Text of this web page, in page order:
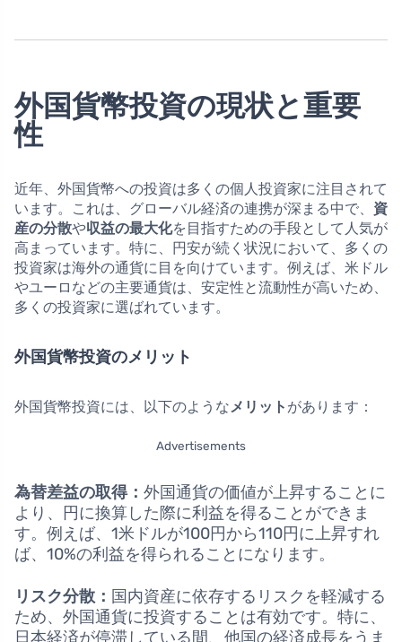
外国貨幣投資の現状と重要
性
近年、外国貨幣への投資は多くの個人投資家に注目されて
います。これは、グローバル経済の連携が深まる中で、 資
産の分散や収益の最大化を目指すための手段として人気が
高まっています。特に、円安が続く状況において、多くの
投資家は海外の通貨に目を向けています。例えば、米ドル
やユーロなどの主要通貨は、安定性と流動性が高いため、
多くの投資家に選ばれています。
外国貨幣投資のメリット
外国貨幣投資には、以下のような メリット があります：
Advertisements
為替差益の取得： 外国通貨の価値が上昇することに
より、円に換算した際に利益を得ることができま
す。例えば、1米ドルが100円から110円に上昇すれ
ば、10%の利益を得られることになります。
リスク分散： 国内資産に依存するリスクを軽減する
ため、外国通貨に投資することは有効です。特に、
日本経済が停滞している間、他国の経済成長をうま